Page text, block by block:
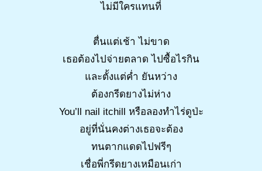
ไม่มีใครแทนที่
ตื่นแต่เช้า ไม่ขาด
เธอต้องไปจ่ายตลาด ไปซื้อไรกิน
และตั้งแต่ค่ำ ยันหว่าง
ต้องกรีดยางไม่ห่าง
You’ll nail itchill หรือลองทำไร่ดูป่ะ
อยู่ที่นั่นคงต่างเธอจะต้อง
ทนตากแดดไปฟรีๆ
เชื่อพี่กรีดยางเหมือนเก่า